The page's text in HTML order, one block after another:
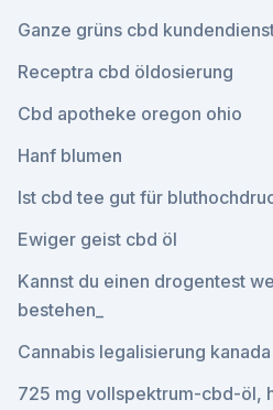
Ganze grüns cbd
Receptra cbd öldosierung
Cbd apotheke oregon ohio
Hanf blumen
Ist cbd tee gut für
Ewiger geist cbd öl
Kannst du einen drogentest
bestehen_
Cannabis legalisierung
725 mg vollspektrum-cbd-öl,